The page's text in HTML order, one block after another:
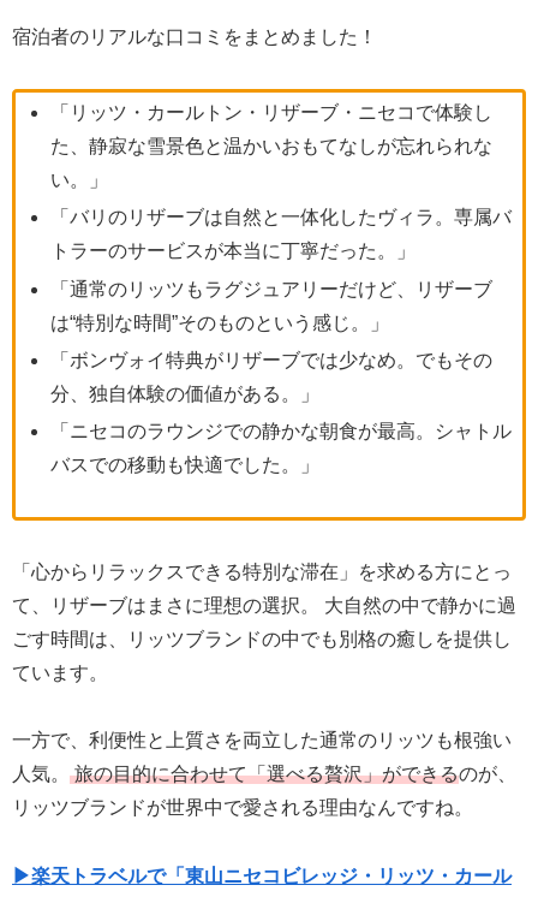
宿泊者のリアルな口コミをまとめました！
「リッツ・カールトン・リザーブ・ニセコで体験し
た、静寂な雪景色と温かいおもてなしが忘れられな
い。」
「バリのリザーブは自然と一体化したヴィラ。専属バ
トラーのサービスが本当に丁寧だった。」
「通常のリッツもラグジュアリーだけど、リザーブ
は“特別な時間”そのものという感じ。」
「ボンヴォイ特典がリザーブでは少なめ。でもその
分、独自体験の価値がある。」
「ニセコのラウンジでの静かな朝食が最高。シャトル
バスでの移動も快適でした。」
「心からリラックスできる特別な滞在」を求める方にとっ
て、リザーブはまさに理想の選択。 大自然の中で静かに過
ごす時間は、リッツブランドの中でも別格の癒しを提供し
ています。
一方で、利便性と上質さを両立した通常のリッツも根強い
人気。 旅の目的に合わせて「選べる贅沢」ができるのが、
リッツブランドが世界中で愛される理由なんですね。
▶楽天トラベルで「東山ニセコビレッジ・リッツ・カール